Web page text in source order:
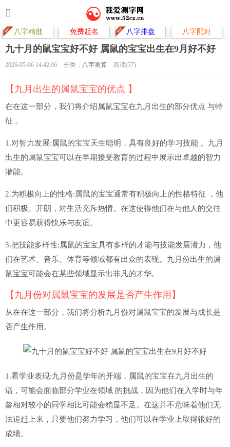
八字精批 免费起名 八字排盘 八字配对
九十月的鼠宝宝好不好 属鼠的宝宝出生在9月好不好
2026-05-06 14:42:06 分类： 八字测算 阅读(37)
【九月出生的属鼠宝宝的优点 】
在在这一部分，我们将介绍属鼠宝宝在九月出生的部分优点 与特
征 。
1.对智力发展:属鼠的宝宝天生聪明，具有良好的学习技能 。九月
出生的属鼠宝宝可以在早期接受教育的过程中展示出卓越的智力
潜能。
2.为积极向上的性格:属鼠的宝宝通常有积极向上的性格特征 ，他
们积极、开朗，对生活充斥热情。在这使得他们在与他人的交往
中更容易获得快乐与友谊。
3.把技能多样性:属鼠的宝宝具有多样的才能与技能发展潜力，他
们在艺术、音乐、体育等领域都有出众的表现。九月份出生的属
鼠宝宝可能会在某些领域显示出非凡的才华。
【九月份对属鼠宝宝的发展是否产生作用】
从在在这一部分，我们将分析九月份对属鼠宝宝的发展与成长是
否产生作用。
1.看学业表现:九月份是学年的开端，属鼠的宝宝在九月出生的
话，可能会面临部分学业在领域 的挑战，因为他们在入学时与年
龄相对较小的同学相比可能会稍显不足。在这并不意味着他们无
法追赶上来，只要他们努力学习，他们可以在学业上取得很好的
成绩。